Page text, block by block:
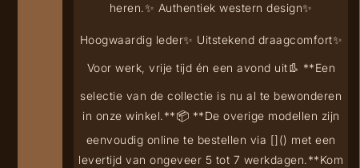
heren.✨ Authentiek western design✨
Hoogwaardig leder✨ Uitstekend draagcomfort✨
Voor werk, vrije tijd én een avond uit👢 **Een
selectie van de collectie is nu al te bewonderen
in onze winkel.**📦 **De overige modellen zijn
eenvoudig online te bestellen via []() met een
levertijd van ongeveer 5 tot 7 werkdagen.**Kom